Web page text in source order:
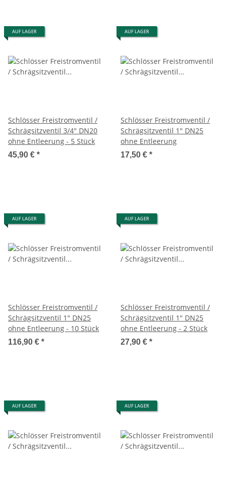
AUF LAGER
Schlösser Freistromventil /
Schrägsitzventil 3/4" DN20
ohne Entleerung - 5 Stück
45,90 € *
AUF LAGER
Schlösser Freistromventil /
Schrägsitzventil 1" DN25
ohne Entleerung
17,50 € *
AUF LAGER
Schlösser Freistromventil /
Schrägsitzventil 1" DN25
ohne Entleerung - 10 Stück
116,90 € *
AUF LAGER
Schlösser Freistromventil /
Schrägsitzventil 1" DN25
ohne Entleerung - 2 Stück
27,90 € *
AUF LAGER AUF LAGER